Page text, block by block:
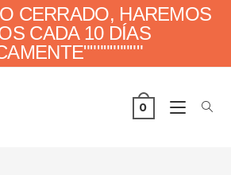
CERRADO, HAREMOS
CADA 10 DÍAS
0